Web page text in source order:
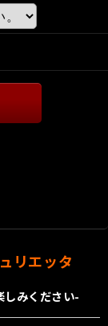
リエッタ
みください-